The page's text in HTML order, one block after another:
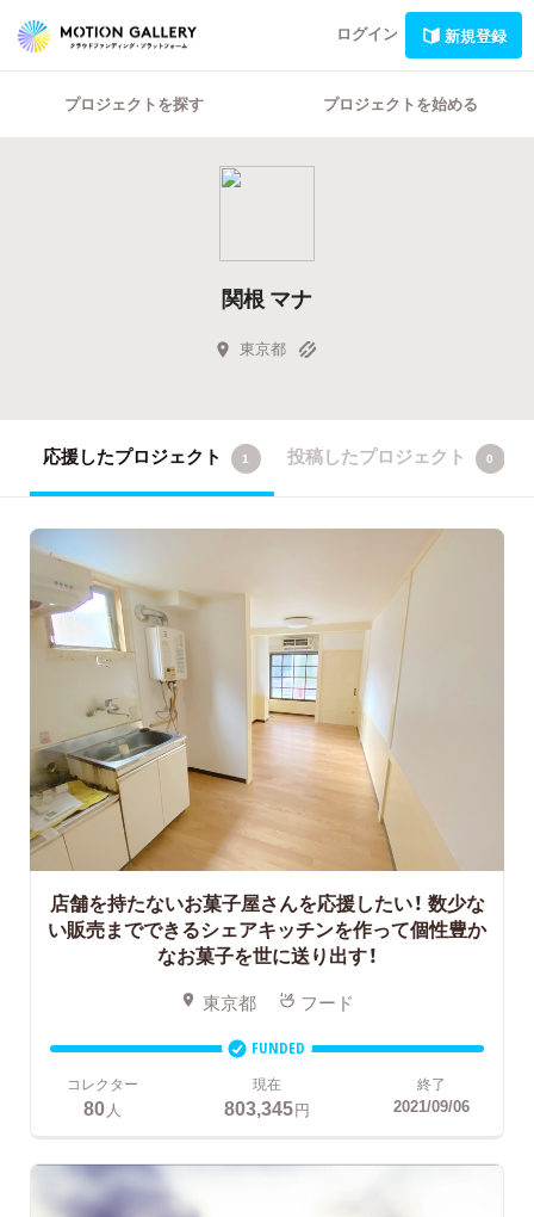
ログイン 新規登録
プロジェクトを探す プロジェクトを始める
関根 マナ
東京都
応援したプロジェクト 1 投稿したプロジェクト 0
店舗を持たないお菓子屋さんを応援したい！ 数少な
い販売までできるシェアキッチンを作って個性豊か
なお菓子を世に送り出す！
東京都 フード
FUNDED
コレクター
80 人
現在
803,345円
終了
2021/09/06